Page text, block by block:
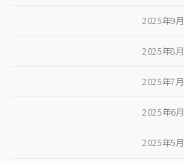
2025年9月
2025年8月
2025年7月
2025年6月
2025年5月